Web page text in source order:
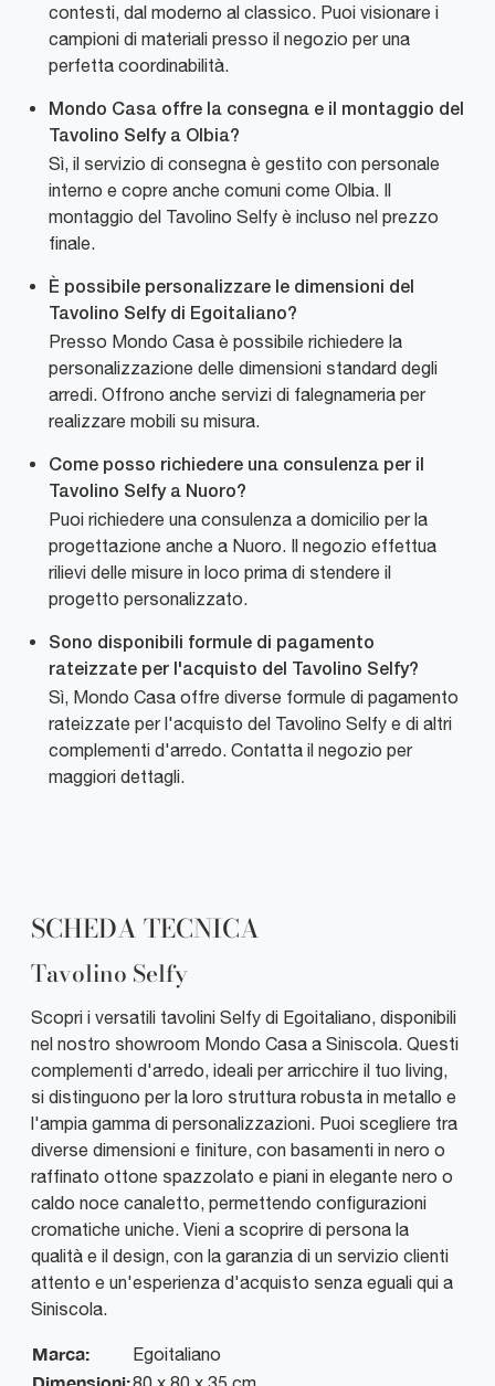
contesti, dal moderno al classico. Puoi visionare i
campioni di materiali presso il negozio per una
perfetta coordinabilità.
Mondo Casa offre la consegna e il montaggio del
Tavolino Selfy a Olbia?
Sì, il servizio di consegna è gestito con personale
interno e copre anche comuni come Olbia. Il
montaggio del Tavolino Selfy è incluso nel prezzo
finale.
È possibile personalizzare le dimensioni del
Tavolino Selfy di Egoitaliano?
Presso Mondo Casa è possibile richiedere la
personalizzazione delle dimensioni standard degli
arredi. Offrono anche servizi di falegnameria per
realizzare mobili su misura.
Come posso richiedere una consulenza per il
Tavolino Selfy a Nuoro?
Puoi richiedere una consulenza a domicilio per la
progettazione anche a Nuoro. Il negozio effettua
rilievi delle misure in loco prima di stendere il
progetto personalizzato.
Sono disponibili formule di pagamento
rateizzate per l'acquisto del Tavolino Selfy?
Sì, Mondo Casa offre diverse formule di pagamento
rateizzate per l'acquisto del Tavolino Selfy e di altri
complementi d'arredo. Contatta il negozio per
maggiori dettagli.
SCHEDA TECNICA
Tavolino Selfy
Scopri i versatili tavolini Selfy di Egoitaliano, disponibili
nel nostro showroom Mondo Casa a Siniscola. Questi
complementi d'arredo, ideali per arricchire il tuo living,
si distinguono per la loro struttura robusta in metallo e
l'ampia gamma di personalizzazioni. Puoi scegliere tra
diverse dimensioni e finiture, con basamenti in nero o
raffinato ottone spazzolato e piani in elegante nero o
caldo noce canaletto, permettendo configurazioni
cromatiche uniche. Vieni a scoprire di persona la
qualità e il design, con la garanzia di un servizio clienti
attento e un'esperienza d'acquisto senza eguali qui a
Siniscola.
Marca: Egoitaliano